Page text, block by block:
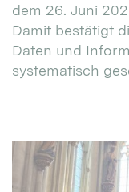
dem 26. Juni
Damit bestätigt
Daten und
systematisch